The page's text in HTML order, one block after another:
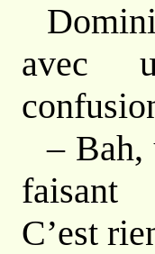
avec
– Bah,
C’est